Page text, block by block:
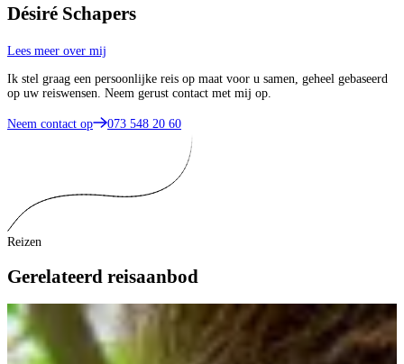
Désiré Schapers
Lees meer over mij
Ik stel graag een persoonlijke reis op maat voor u samen, geheel gebaseerd
op uw reiswensen. Neem gerust contact met mij op.
Neem contact op 073 548 20 60
Reizen
Gerelateerd reisaanbod